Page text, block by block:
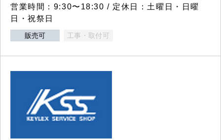
営業時間：9:30〜18:30 / 定休日：土曜日・日曜
日・祝祭日
販売可 工事・取付可